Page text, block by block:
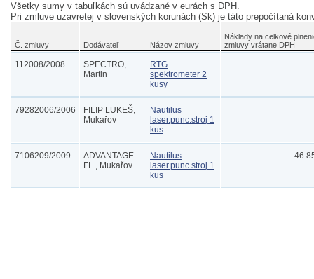
Všetky sumy v tabuľkách sú uvádzané v eurách s DPH.
Pri zmluve uzavretej v slovenských korunách (Sk) je táto prepočítaná
Č. zmluvy Dodávateľ Názov zmluvy
Náklady na celkové
zmluvy vrátane DPH
112008/2008
SPECTRO,
Martin
RTG
spektrometer 2
kusy
79282006/2006
FILIP LUKEŠ,
Mukařov
Nautilus
laser.punc.stroj 1
kus
7106209/2009
ADVANTAGE-
FL , Mukařov
Nautilus
laser.punc.stroj 1
kus
46